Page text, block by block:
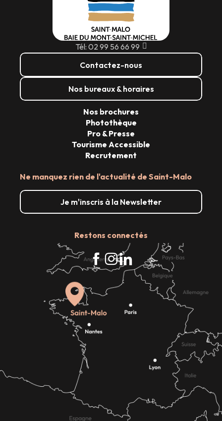
Tél: 02 99 56 66 99
Contactez-nous
Nos bureaux & horaires
Ne manquez rien de l'actualité de Saint-Malo
Je m'inscris à la Newsletter
Restons connectés
Nos brochures
Photothèque
Pro & Presse
Tourisme Accessible
Recrutement